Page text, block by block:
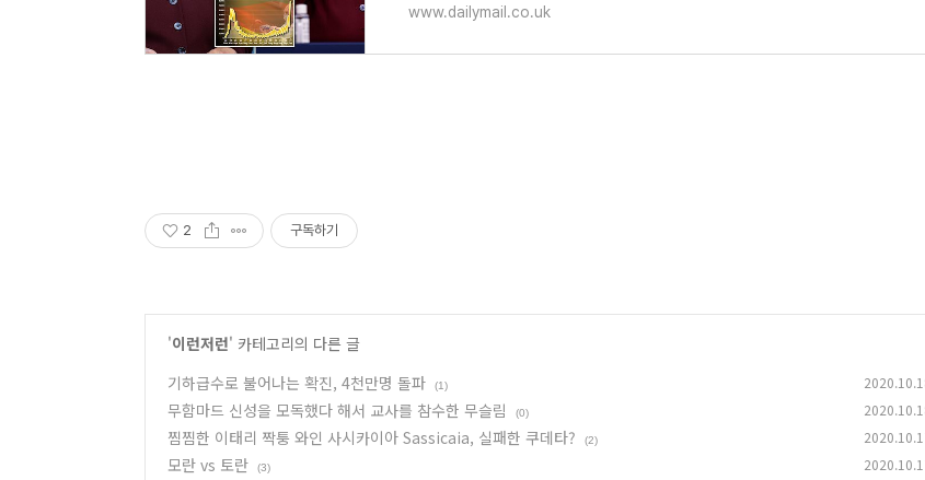
www.dailymail.co.uk
2 구독하기
'이런저런' 카테고리의 다른 글
기하급수로 불어나는 확진, 4천만명 돌파
(1)
무함마드 신성을 모독했다 해서 교사를 참수한 무슬림 (0)
찜찜한 이태리 짝퉁 와인 사시카이아 Sassicaia, 실패한 쿠데타? (2)
모란 vs 토란 (3)